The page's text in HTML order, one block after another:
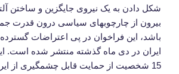
شکل دادن به یک نیروی جایگزین و ساختن
بیرون از چارچوبهای سیاسی درون قدرت
ایران در دی ماه گذشته منتشر شده است.
15 شخصیت از حمایت قابل چشمگیری از